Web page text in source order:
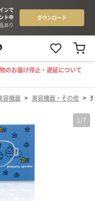
のお届け停止・遅延について
容機器 > 美容機器・その他 >
1 /7